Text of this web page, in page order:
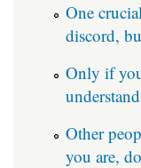
One
discord,
Only if
understand
Other
you are,